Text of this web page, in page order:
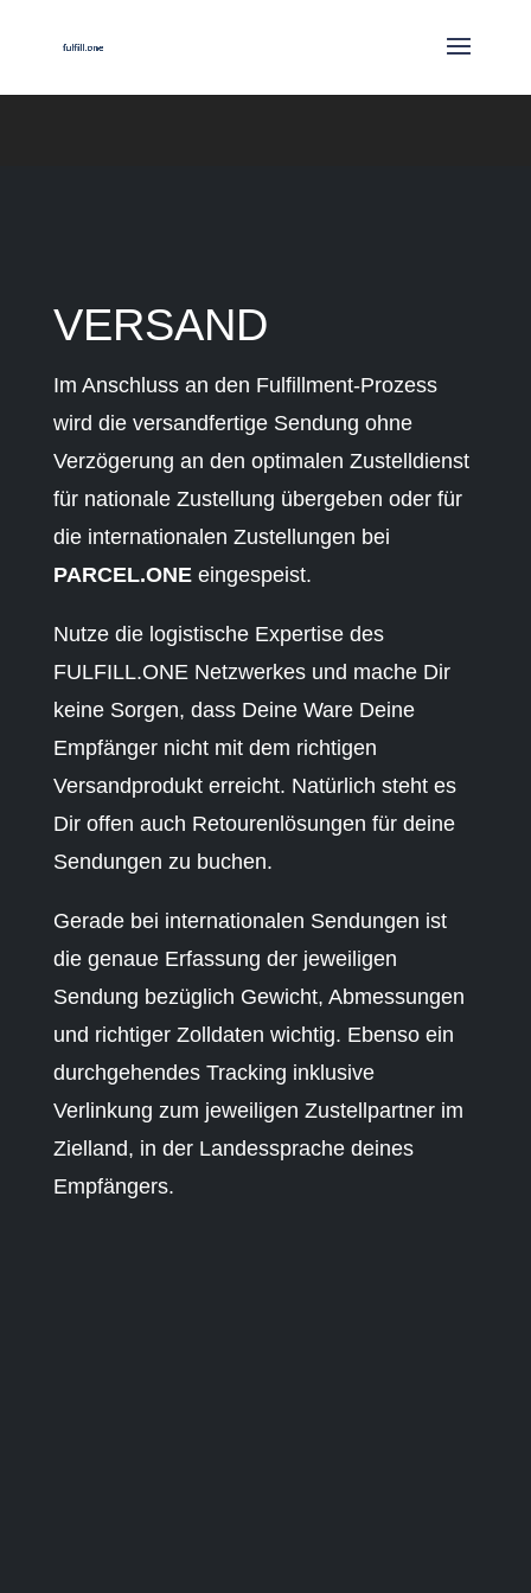
VERSAND
Im Anschluss an den Fulfillment-Prozess
wird die versandfertige Sendung ohne
Verzögerung an den optimalen Zustelldienst
für nationale Zustellung übergeben oder für
die internationalen Zustellungen bei
PARCEL.ONE eingespeist.
Nutze die logistische Expertise des
FULFILL.ONE Netzwerkes und mache Dir
keine Sorgen, dass Deine Ware Deine
Empfänger nicht mit dem richtigen
Versandprodukt erreicht. Natürlich steht es
Dir offen auch Retourenlösungen für deine
Sendungen zu buchen.
Gerade bei internationalen Sendungen ist
die genaue Erfassung der jeweiligen
Sendung bezüglich Gewicht, Abmessungen
und richtiger Zolldaten wichtig. Ebenso ein
durchgehendes Tracking inklusive
Verlinkung zum jeweiligen Zustellpartner im
Zielland, in der Landessprache deines
Empfängers.